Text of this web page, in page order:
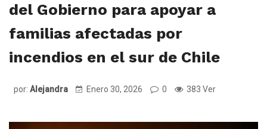
del Gobierno para apoyar a
familias afectadas por
incendios en el sur de Chile
por: Alejandra Enero 30, 2026 0 383 Ver